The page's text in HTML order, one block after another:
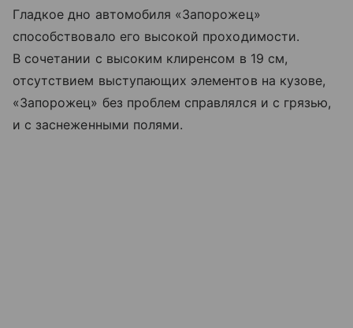
Гладкое дно автомобиля «Запорожец»
способствовало его высокой проходимости.
В сочетании с высоким клиренсом в 19 см,
отсутствием выступающих элементов на кузове,
«Запорожец» без проблем справлялся и с грязью,
и с заснеженными полями.